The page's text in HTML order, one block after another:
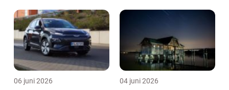
06 juni 2026 04 juni 2026